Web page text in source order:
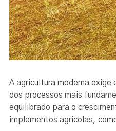
A agricultura moderna
dos processos mais
equilibrado para o
implementos agrícolas,